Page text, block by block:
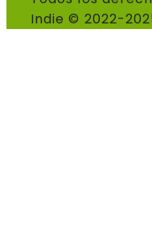
Indie © 2022-